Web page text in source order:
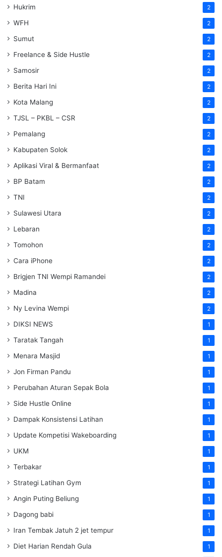
Hukrim 2
WFH 2
Sumut 2
Freelance & Side Hustle 2
Samosir 2
Berita Hari Ini 2
Kota Malang 2
TJSL – PKBL – CSR 2
Pemalang 2
Kabupaten Solok 2
Aplikasi Viral & Bermanfaat 2
BP Batam 2
TNI 2
Sulawesi Utara 2
Lebaran 2
Tomohon 2
Cara iPhone 2
Brigjen TNI Wempi Ramandei 2
Madina 2
Ny Levina Wempi 2
DIKSI NEWS 1
Taratak Tangah 1
Menara Masjid 1
Jon Firman Pandu 1
Perubahan Aturan Sepak Bola 1
Side Hustle Online 1
Dampak Konsistensi Latihan 1
Update Kompetisi Wakeboarding 1
UKM 1
Terbakar 1
Strategi Latihan Gym 1
Angin Puting Beliung 1
Dagong babi 1
Iran Tembak Jatuh 2 jet tempur 1
Diet Harian Rendah Gula 1